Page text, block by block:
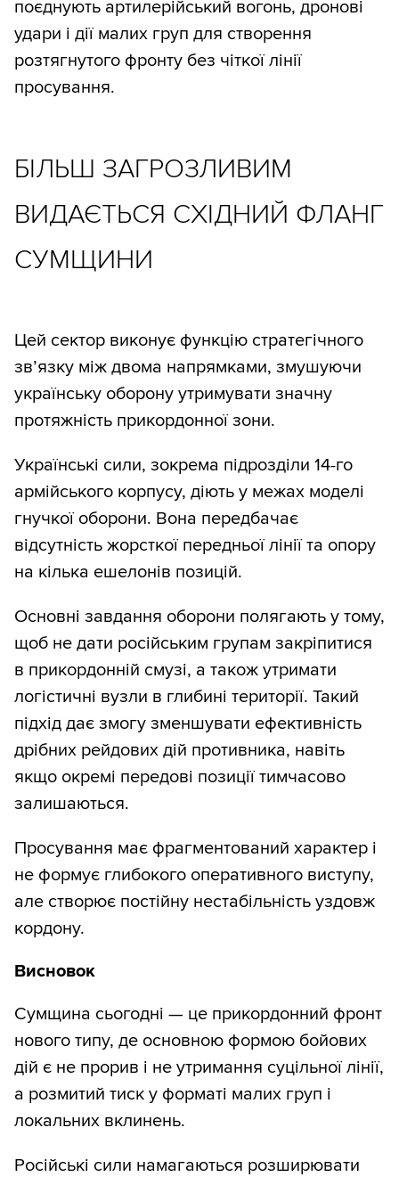
поєднують артилерійський вогонь, дронові
удари і дії малих груп для створення
розтягнутого фронту без чіткої лінії
просування.
БІЛЬШ ЗАГРОЗЛИВИМ
ВИДАЄТЬСЯ СХІДНИЙ ФЛАНГ
СУМЩИНИ
Цей сектор виконує функцію стратегічного
зв’язку між двома напрямками, змушуючи
українську оборону утримувати значну
протяжність прикордонної зони.
Українські сили, зокрема підрозділи 14-го
армійського корпусу, діють у межах моделі
гнучкої оборони. Вона передбачає
відсутність жорсткої передньої лінії та опору
на кілька ешелонів позицій.
Основні завдання оборони полягають у тому,
щоб не дати російським групам закріпитися
в прикордонній смузі, а також утримати
логістичні вузли в глибині території. Такий
підхід дає змогу зменшувати ефективність
дрібних рейдових дій противника, навіть
якщо окремі передові позиції тимчасово
залишаються.
Просування має фрагментований характер і
не формує глибокого оперативного виступу,
але створює постійну нестабільність уздовж
кордону.
Висновок
Сумщина сьогодні — це прикордонний фронт
нового типу, де основною формою бойових
дій є не прорив і не утримання суцільної лінії,
а розмитий тиск у форматі малих груп і
локальних вклинень.
Російські сили намагаються розширювати